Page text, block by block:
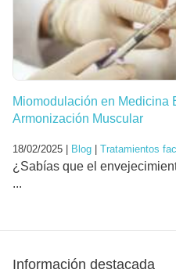
Miomodulación en Medicina
Armonización Muscular
18/02/2025 | Blog | Tratamientos
¿Sabías que el
...
Información destacada